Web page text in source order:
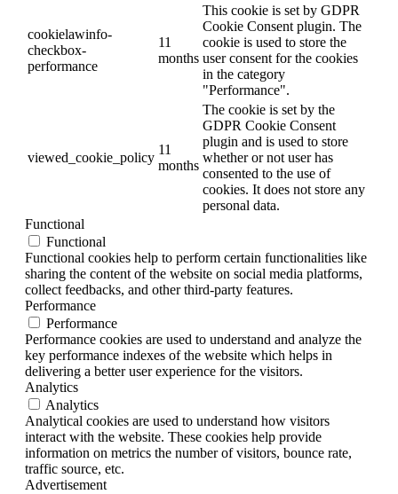
cookielawinfo-
checkbox-
performance
11
months
This cookie is set by GDPR
Cookie Consent plugin. The
cookie is used to store the
user consent for the cookies
in the category
"Performance".
viewed_cookie_policy
11
months
The cookie is set by the
GDPR Cookie Consent
plugin and is used to store
whether or not user has
consented to the use of
cookies. It does not store any
personal data.
Functional
Functional
Functional cookies help to perform certain functionalities like
sharing the content of the website on social media platforms,
collect feedbacks, and other third-party features.
Performance
Performance
Performance cookies are used to understand and analyze the
key performance indexes of the website which helps in
delivering a better user experience for the visitors.
Analytics
Analytics
Analytical cookies are used to understand how visitors
interact with the website. These cookies help provide
information on metrics the number of visitors, bounce rate,
traffic source, etc.
Advertisement